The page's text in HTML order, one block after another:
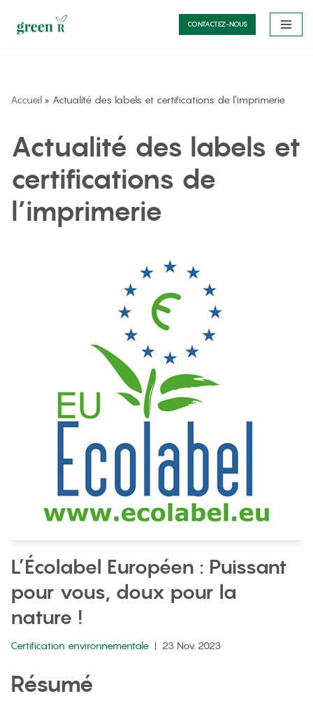
Aller
CONTACTEZ-NOUS
Accueil » Actualité des labels et certifications de l’imprimerie
Actualité des labels et
certifications de
l’imprimerie
L’Écolabel Européen : Puissant
pour vous, doux pour la
nature !
Certification environnementale 23 Nov. 2023
Résumé